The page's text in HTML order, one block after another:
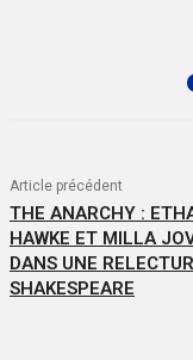
Article précédent
THE ANARCHY :
HAWKE ET MILLA
DANS UNE
SHAKESPEARE